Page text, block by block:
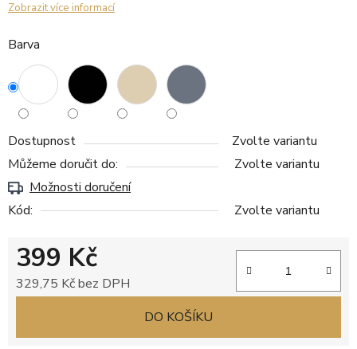
Zobrazit více informací
Barva
Dostupnost
Zvolte variantu
Můžeme doručit do:
Zvolte variantu
Možnosti doručení
Kód:
Zvolte variantu
399 Kč
329,75 Kč bez DPH
DO KOŠÍKU